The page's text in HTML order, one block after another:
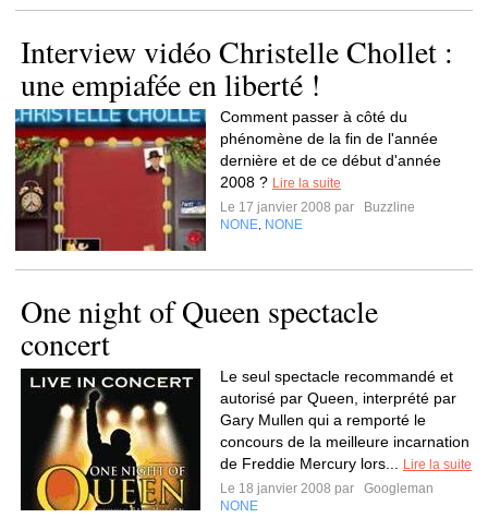
Interview vidéo Christelle Chollet :
une empiafée en liberté !
Comment passer à côté du
phénomène de la fin de l'année
dernière et de ce début d'année
2008 ? Lire la suite
Le 17 janvier 2008 par
Buzzline
NONE NONE
One night of Queen spectacle
concert
Le seul spectacle recommandé et
autorisé par Queen, interprété par
Gary Mullen qui a remporté le
concours de la meilleure incarnation
de Freddie Mercury lors...
Lire la suite
Le 18 janvier 2008 par
Googleman
NONE